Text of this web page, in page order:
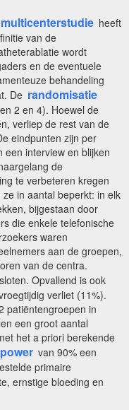
multicenterstudie heeft
van de
wordt
en de eventuele
behandeling
De randomisatie
2 en 4). Hoewel de
verliep de rest van de
eindpunten zijn per
een interview en blijken
de
te verbeteren kregen
in aantal beperkt: in elk
bijgestaan door
die enkele telefonische
waren
aan de groepen,
van de centra.
Opvallend is ook
verliet (11%).
patiëntengroepen in
een groot aantal
het a priori berekende
power van 90% een
primaire
ernstige bloeding en